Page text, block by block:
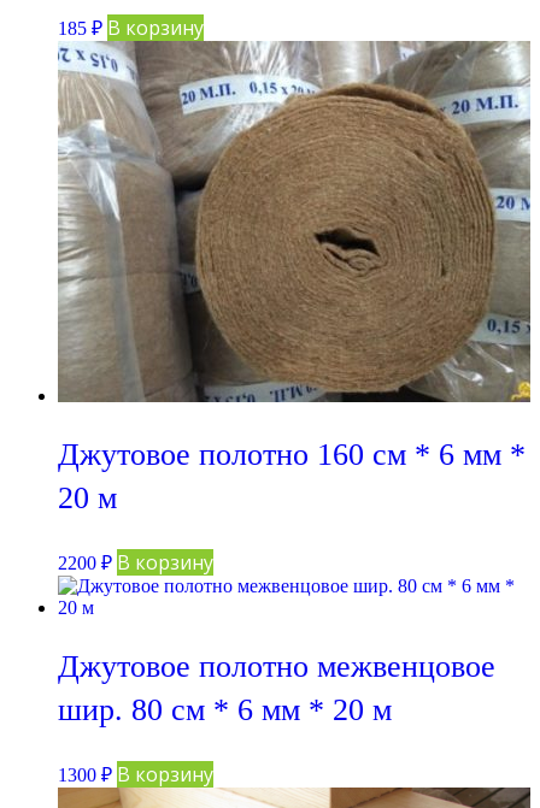
185 ₽ В корзину
Джутовое полотно 160 см * 6 мм *
20 м
2200 ₽ В корзину
Джутовое полотно межвенцовое
шир. 80 см * 6 мм * 20 м
1300 ₽ В корзину